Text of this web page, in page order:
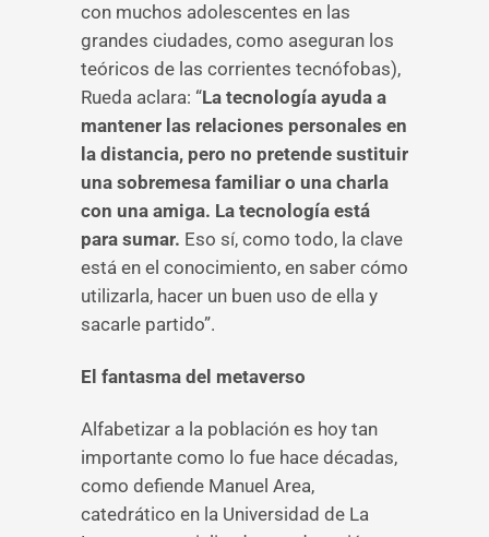
con muchos adolescentes en las
grandes ciudades, como aseguran los
teóricos de las corrientes tecnófobas),
Rueda aclara: “La tecnología ayuda a
mantener las relaciones personales en
la distancia, pero no pretende sustituir
una sobremesa familiar o una charla
con una amiga. La tecnología está
para sumar. Eso sí, como todo, la clave
está en el conocimiento, en saber cómo
utilizarla, hacer un buen uso de ella y
sacarle partido”.
El fantasma del metaverso
Alfabetizar a la población es hoy tan
importante como lo fue hace décadas,
como defiende Manuel Area,
catedrático en la Universidad de La